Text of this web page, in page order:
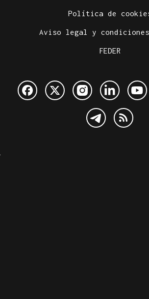
Política de
Aviso legal y
FEDER